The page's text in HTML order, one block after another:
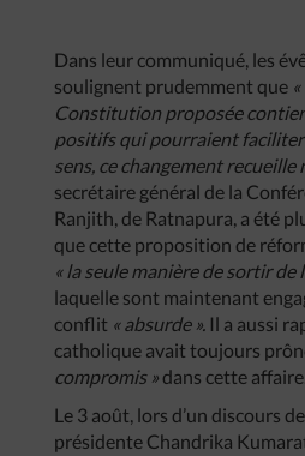
Dans leur communiqué, les
soulignent prudemment que «
Constitution proposée
positifsquipourraient faciliter
sens, cechangementrecueille
secrétaire général de la
Ranjith, de Ratnapura, a été
que cette proposition de
« laseulemanièredesortirde
laquelle sont maintenant
conflit «absurde ». Il a aussi
catholique avait toujours
compromis » dans cette
Le 3 août, lors d’un discours
présidente Chandrika